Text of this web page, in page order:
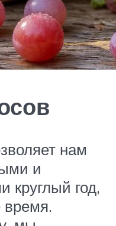
нам
и
круглый год,
время.